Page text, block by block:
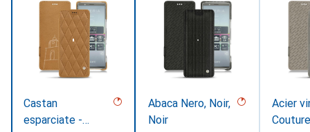
Castan
esparciate -
Abaca Nero, Noir,
Noir
Acier